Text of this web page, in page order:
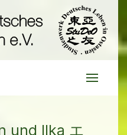
und Ilka エ